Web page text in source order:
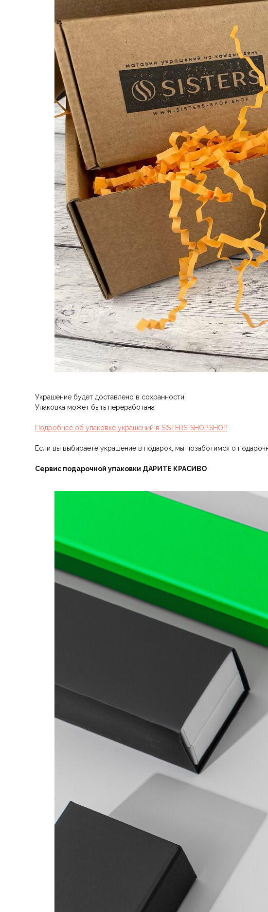
Украшение будет доставлено в сохранности.
Упаковка может быть переработана
Подробнее об упаковке украшений в SISTERS-SHOP.SHOP
Если вы выбираете украшение в подарок, мы позаботимся о
Сервис подарочной упаковки ДАРИТЕ КРАСИВО